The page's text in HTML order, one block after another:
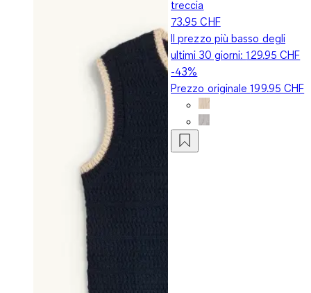
treccia
73.95 CHF
Il prezzo più basso degli
ultimi 30 giorni:129.95 CHF
-43%
Prezzo originale199.95 CHF